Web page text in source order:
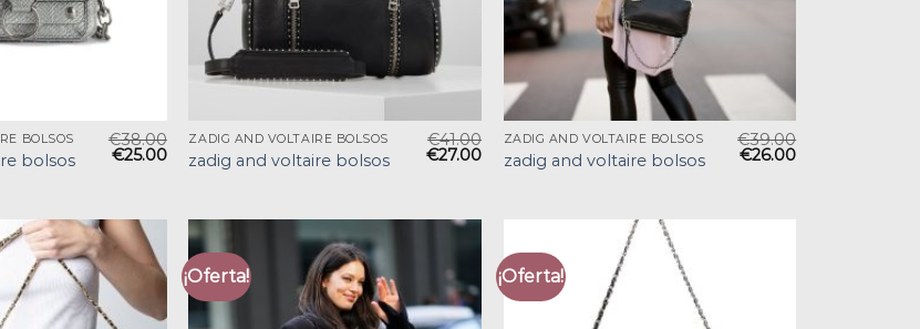
BOLSOS
bolsos
€38.00
€25.00
ZADIG AND VOLTAIRE BOLSOS
zadig and voltaire bolsos
€41.00
€27.00
ZADIG AND VOLTAIRE BOLSOS
zadig and voltaire bolsos
€39.00
€26.00
¡Oferta! ¡Oferta!